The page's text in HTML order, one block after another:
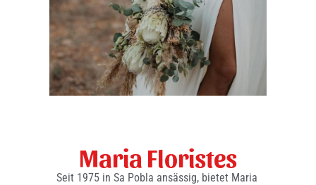
Maria Floristes
Seit 1975 in Sa Pobla ansässig, bietet Maria